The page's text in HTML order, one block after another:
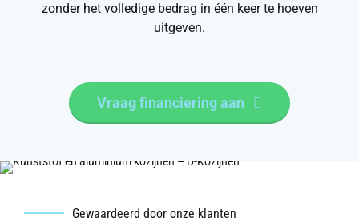
zonder het volledige bedrag in één keer te hoeven
uitgeven.
Vraag financiering aan
Gewaardeerd door onze klanten